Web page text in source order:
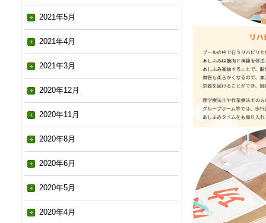
2021年5月
2021年4月
2021年3月
2020年12月
2020年11月
2020年8月
2020年6月
2020年5月
2020年4月